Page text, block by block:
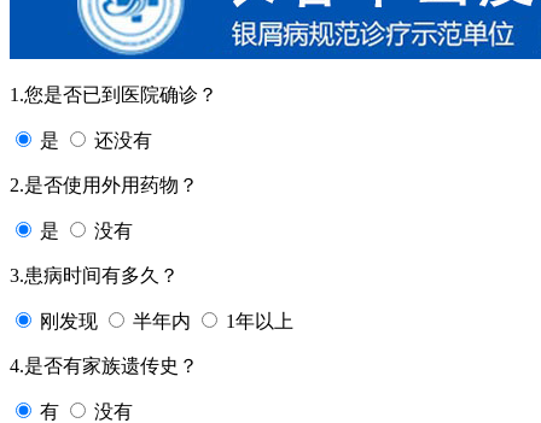
1.您是否已到医院确诊？
是 还没有
2.是否使用外用药物？
是 没有
3.患病时间有多久？
刚发现 半年内 1年以上
4.是否有家族遗传史？
有 没有